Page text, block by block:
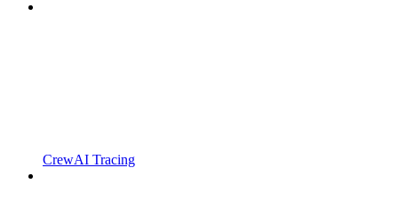
CrewAI Tracing